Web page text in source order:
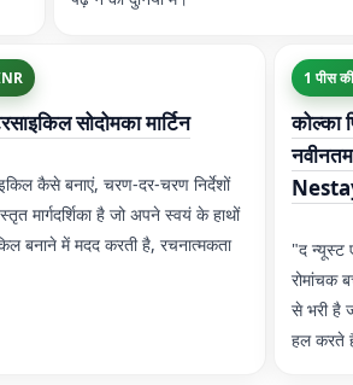
सोदोमका मार्टिन
कैसे बनाएं, चरण-दर-चरण निर्देशों
मार्गदर्शिका है जो अपने स्वयं के हाथों
बनाने में मदद करती है, रचनात्मकता
1 पीस
कोल्का
"द न्यूस्ट
रोमांचक
से भरी है
हल करते